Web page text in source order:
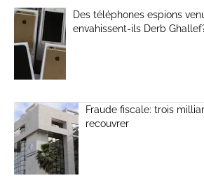
Des téléphones espions
envahissent-ils Derb
Fraude fiscale: trois
recouvrer